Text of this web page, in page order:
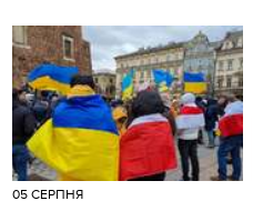
05 СЕРПНЯ